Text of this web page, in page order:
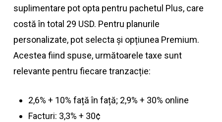
suplimentare pot opta pentru pachetul Plus, care
costă în total 29 USD. Pentru planurile
personalizate, pot selecta și opțiunea Premium.
Acestea fiind spuse, următoarele taxe sunt
relevante pentru fiecare tranzacție:
2,6% + 10% față în față; 2,9% + 30% online
Facturi: 3,3% + 30¢